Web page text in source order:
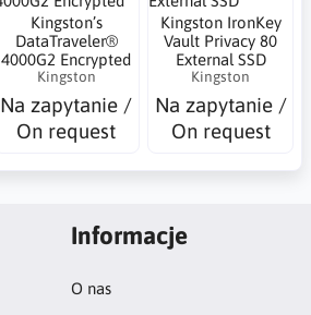
Kingston’s
DataTraveler®
4000G2 Encrypted
Kingston
Na zapytanie /
On request
Kingston IronKey
Vault Privacy 80
External SSD
Kingston
Na zapytanie /
On request
Informacje
O nas